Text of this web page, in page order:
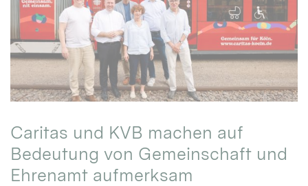
Caritas und KVB machen auf
Bedeutung von Gemeinschaft und
Ehrenamt aufmerksam